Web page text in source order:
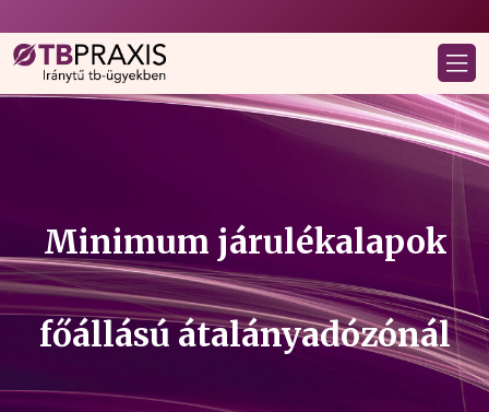
Minimum járulékalapok
főállású átalányadózónál